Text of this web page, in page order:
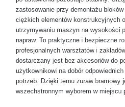
zastosowanie przy demontażu
ciężkich elementów konstrukcyjnych
utrzymywaniu maszyn na wysokości
napraw. To praktyczne i bezpieczne
profesjonalnych warsztatów i
dostarczany jest bez akcesoriów do
użytkownikowi na dobór odpowiednich
potrzeb. Dzięki temu żuraw bramowy
wszechstronnym wyborem w miejscu